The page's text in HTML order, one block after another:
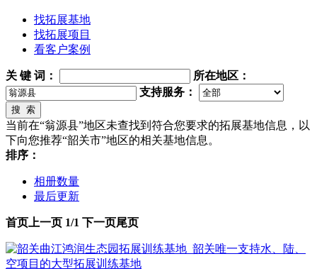
找拓展基地
找拓展项目
看客户案例
关 键 词 ：
所在地区：
支持服务：
搜 索
当前在“翁源县”地区未查找到符合您要求的拓展基地信息，以
下向您推荐“韶关市”地区的相关基地信息。
排序：
相册数量
最后更新
首页 上一页 1/1 下一页尾页